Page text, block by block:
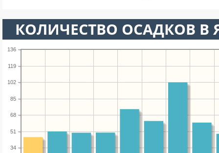
КОЛИЧЕСТВО ОСАДКОВ В
34
51
68
85
102
119
136